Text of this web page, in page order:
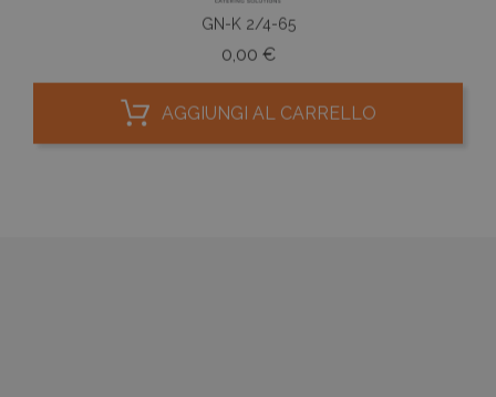
GN-K 2/4-65
0,00 €Prezzo
AGGIUNGI AL CARRELLO